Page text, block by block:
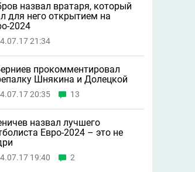
назвал вратаря, который
для него открытием на
2024
21:34
прокомментировал
Шнякина и Долецкой
20:35 13
назвал лучшего
Евро-2024 – это не
19:40 2